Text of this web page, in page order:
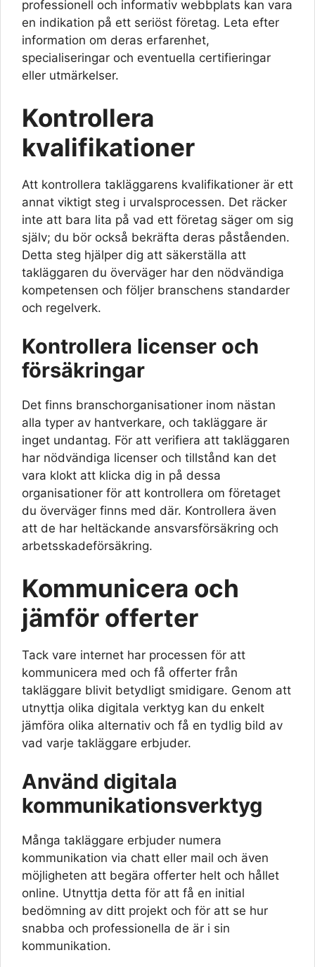
professionell och informativ webbplats kan vara
en indikation på ett seriöst företag. Leta efter
information om deras erfarenhet,
specialiseringar och eventuella certifieringar
eller utmärkelser.
Kontrollera
kvalifikationer
Att kontrollera takläggarens kvalifikationer är ett
annat viktigt steg i urvalsprocessen. Det räcker
inte att bara lita på vad ett företag säger om sig
själv; du bör också bekräfta deras påståenden.
Detta steg hjälper dig att säkerställa att
takläggaren du överväger har den nödvändiga
kompetensen och följer branschens standarder
och regelverk.
Kontrollera licenser och
försäkringar
Det finns branschorganisationer inom nästan
alla typer av hantverkare, och takläggare är
inget undantag. För att verifiera att takläggaren
har nödvändiga licenser och tillstånd kan det
vara klokt att klicka dig in på dessa
organisationer för att kontrollera om företaget
du överväger finns med där. Kontrollera även
att de har heltäckande ansvarsförsäkring och
arbetsskadeförsäkring.
Kommunicera och
jämför offerter
Tack vare internet har processen för att
kommunicera med och få offerter från
takläggare blivit betydligt smidigare. Genom att
utnyttja olika digitala verktyg kan du enkelt
jämföra olika alternativ och få en tydlig bild av
vad varje takläggare erbjuder.
Använd digitala
kommunikationsverktyg
Många takläggare erbjuder numera
kommunikation via chatt eller mail och även
möjligheten att begära offerter helt och hållet
online. Utnyttja detta för att få en initial
bedömning av ditt projekt och för att se hur
snabba och professionella de är i sin
kommunikation.